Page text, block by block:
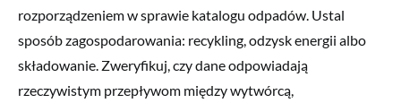
rozporządzeniem w sprawie katalogu odpadów. Ustal
sposób zagospodarowania: recykling, odzysk energii albo
składowanie. Zweryfikuj, czy dane odpowiadają
rzeczywistym przepływom między wytwórcą,